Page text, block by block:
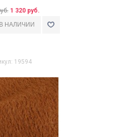
1 320 руб.
19594